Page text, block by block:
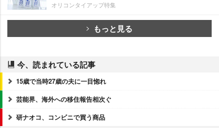
オリコンタイアップ特集
もっと見る
今、読まれている記事
15歳で当時27歳の夫に一目惚れ
芸能界、海外への移住報告相次ぐ
研ナオコ、コンビニで買う商品